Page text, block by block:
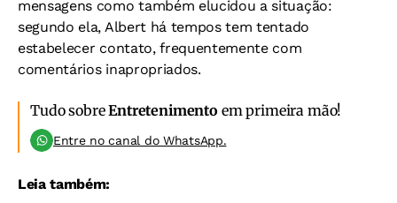
mensagens como também elucidou a situação:
segundo ela, Albert há tempos tem tentado
estabelecer contato, frequentemente com
comentários inapropriados.
Tudo sobreEntretenimento em primeira mão!
Entre no canal do WhatsApp.
Leia também: